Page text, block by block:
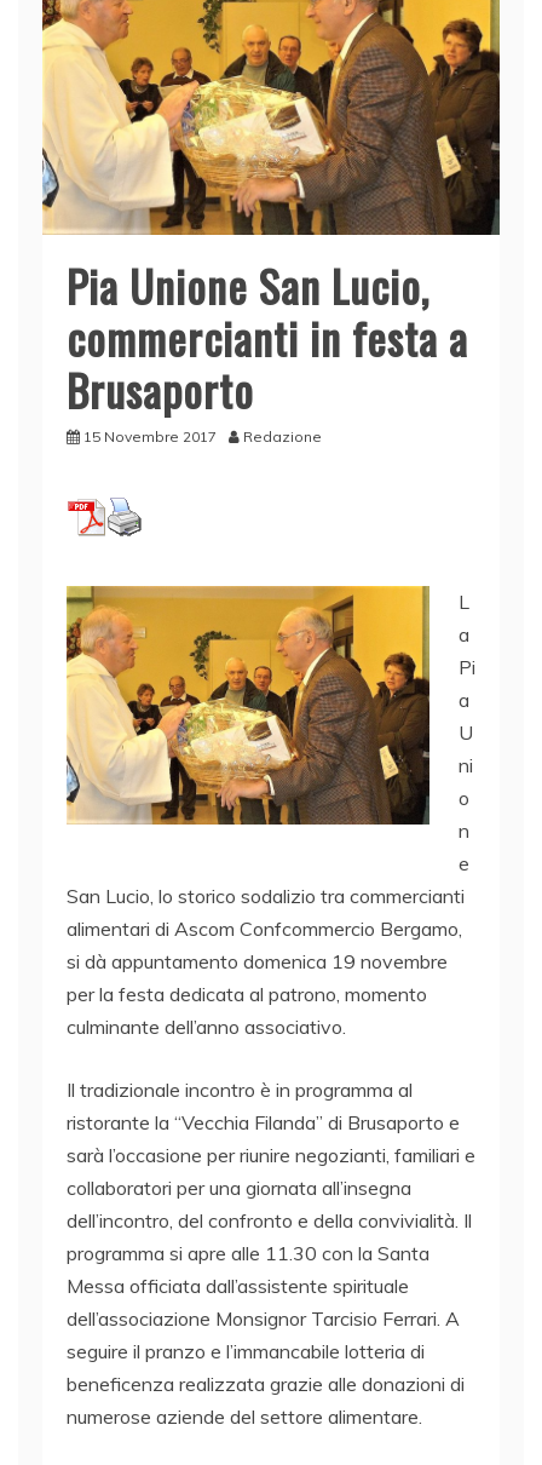
Pia Unione San Lucio,
commercianti in festa a
Brusaporto
15 Novembre 2017 Redazione
L
a
Pi
a
U
ni
o
n
e
San Lucio, lo storico sodalizio tra commercianti
alimentari di Ascom Confcommercio Bergamo,
si dà appuntamento domenica 19 novembre
per la festa dedicata al patrono, momento
culminante dell’anno associativo.
Il tradizionale incontro è in programma al
ristorante la “Vecchia Filanda” di Brusaporto e
sarà l’occasione per riunire negozianti, familiari e
collaboratori per una giornata all’insegna
dell’incontro, del confronto e della convivialità. Il
programma si apre alle 11.30 con la Santa
Messa officiata dall’assistente spirituale
dell’associazione Monsignor Tarcisio Ferrari. A
seguire il pranzo e l’immancabile lotteria di
beneficenza realizzata grazie alle donazioni di
numerose aziende del settore alimentare.